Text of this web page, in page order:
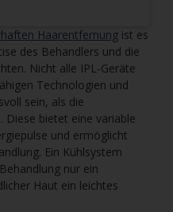
Haarentfernungist es
des Behandlers und die
Nicht alle IPL-Geräte
Technologien und
sein, als die
Diese bietet eine variable
und ermöglicht
Ein Kühlsystem
nur ein
Haut ein leichtes